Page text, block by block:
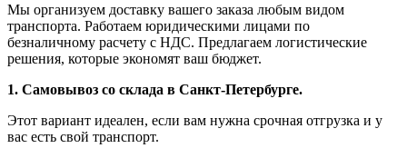
Мы организуем доставку вашего заказа любым видом
транспорта. Работаем юридическими лицами по
безналичному расчету с НДС. Предлагаем логистические
решения, которые экономят ваш бюджет.
1. Самовывоз со склада в Санкт-Петербурге.
Этот вариант идеален, если вам нужна срочная отгрузка и у
вас есть свой транспорт.